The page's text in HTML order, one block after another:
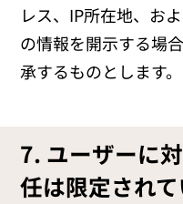
レス、IP所在地、お
の情報を開示する場
承するものとします。
7. ユーザーに
任は限定されて